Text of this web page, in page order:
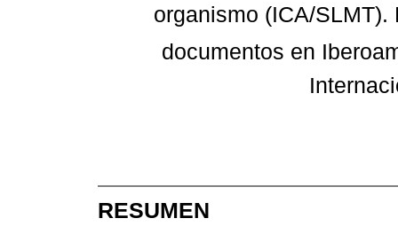
organismo (ICA/SLMT).
documentos en
RESUMEN